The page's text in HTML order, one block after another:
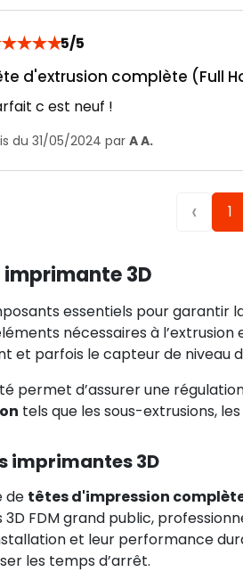
★★★★5/5
d'extrusion complète (Full
c est neuf !
du 31/05/2024 parA A.
‹ 1
3D
essentiels pour garantir
nécessaires à
et parfois le capteur de niveau
permet d’assurer une
tels que les sous-extrusions,
imprimantes 3D
de têtes d'impression
FDM grand public,
et leur performance
les temps d’arrêt.